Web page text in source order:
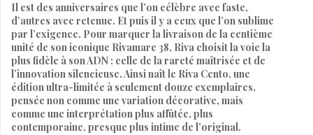
Il est des anniversaires que l’on célèbre avec faste,
d’autres avec retenue. Et puis il y a ceux que l’on sublime
par l’exigence. Pour marquer la livraison de la centième
unité de son iconique Rivamare 38, Riva choisit la voie la
plus fidèle à son ADN : celle de la rareté maîtrisée et de
l’innovation silencieuse. Ainsi naît le Riva Cento, une
édition ultra-limitée à seulement douze exemplaires,
pensée non comme une variation décorative, mais
comme une interprétation plus affûtée, plus
contemporaine, presque plus intime de l’original.